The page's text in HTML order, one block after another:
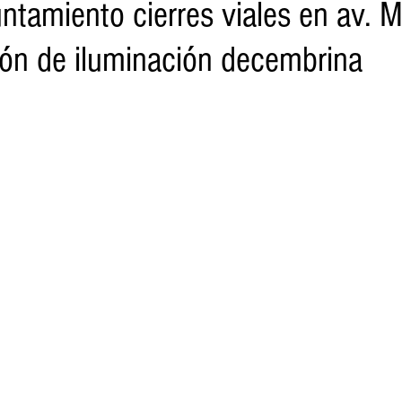
Turismo Sader DIF Mujeres Scop
cierres viales en av.
de iluminación decembrina